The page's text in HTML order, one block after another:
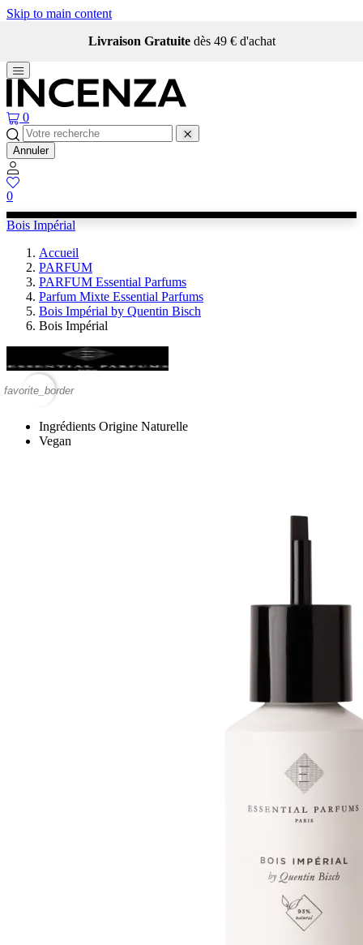
Skip to main content
Livraison Gratuite dès 49 € d'achat
0
Annuler
0
Bois Impérial
Accueil
PARFUM
PARFUM Essential Parfums
Parfum Mixte Essential Parfums
Bois Impérial by Quentin Bisch
Bois Impérial
favorite_border
Ingrédients Origine Naturelle
Vegan